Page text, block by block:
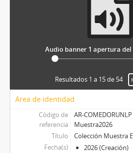
Audio banner 1 apertura del
Resultados 1 a 15 de 54
Área de identidad
Código de
referencia
AR-
Muestra2026
Título
Colección Muestra
Fecha(s)
2026 (Creación)